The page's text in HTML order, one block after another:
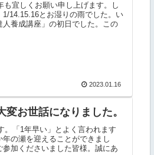
も宜しくお願い申し上げます。し
14.15.16とお湿りの雨でした。い
養成講座」の初日でした。この
2023.01.16
お世話になりました。
。「1年早い」とよく言われます
の瀬を迎えることができまし
加くださいました皆様。誠にあ